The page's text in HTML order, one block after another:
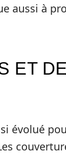
aussi à
ET
évolué